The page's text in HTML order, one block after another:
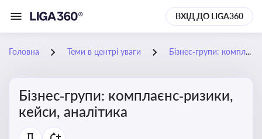
ВХІД ДО LIGA360
Головна Теми в центрі уваги Бізнес‑групи: комплаєнс‑ризики, кейси, аналітика
Бізнес‑групи: комплаєнс‑ризики,
кейси, аналітика